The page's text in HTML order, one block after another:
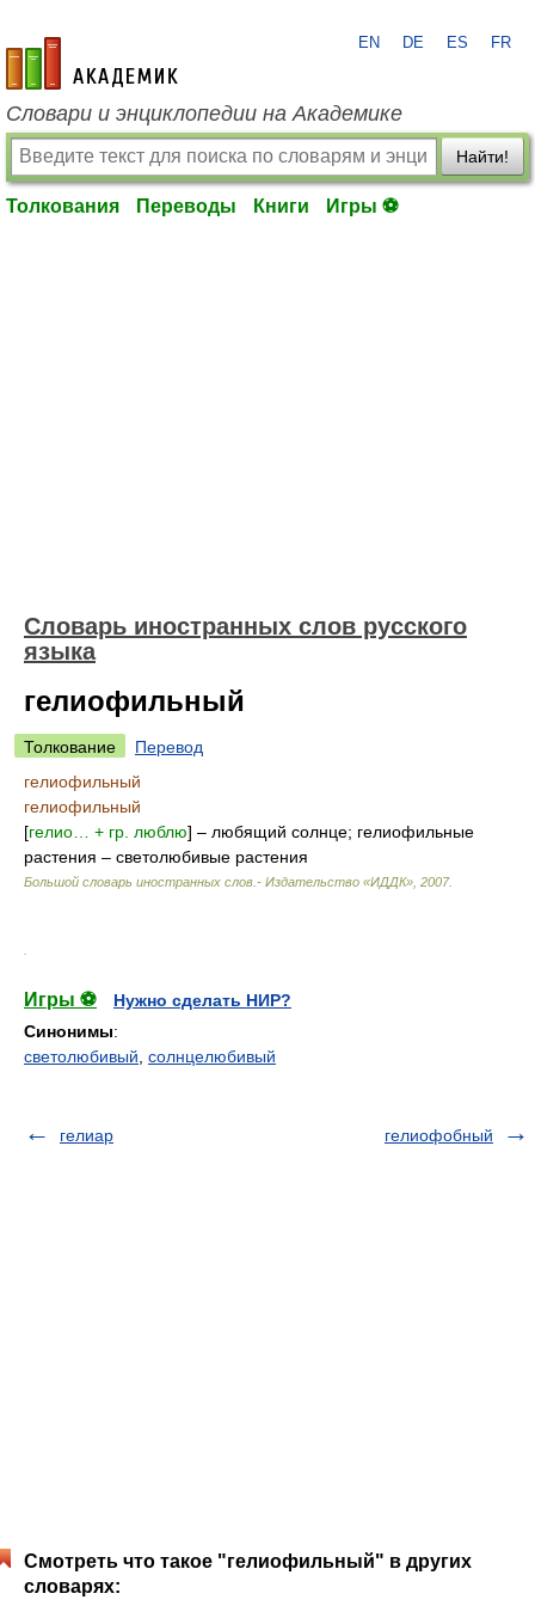
academic.ru
EN DE ES FR
Словари и энциклопедии на Академике
Найти!
Толкования Переводы Книги Игры ⚽
Словарь иностранных слов русского
языка
гелиофильный
Толкование
Перевод
гелиофильный
гелиофильный
[гелио… + гр. люблю] – любящий солнце; гелиофильные
растения – светолюбивые растения
Большой словарь иностранных слов.- Издательство «ИДДК» 2007.
Игры ⚽
Нужно сделать НИР?
Синонимы:
светолюбивый солнцелюбивый
гелиар гелиофобный
Смотреть что такое "гелиофильный" в других
словарях: